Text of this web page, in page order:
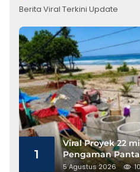
Berita Viral Terkini Update
1
Viral Proyek 22
Pengaman
Gunakan Besi
5 Agustus 2026